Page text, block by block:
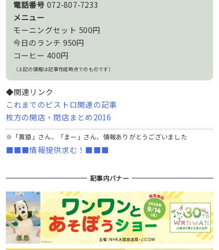
電話番号 072-807-7233
メニュー
モーニングセット 500円
今日のランチ 950円
コーヒー 400円
（上記の情報は記事作成時点でのものです）
◆関連リンク
これまでのビストロ関連の記事
枚方の開店・閉店まとめ2016
※「黄猿」さん、「まー」さん、情報ありがとうございました
■■■情報提供求む！■■■
記事内バナー